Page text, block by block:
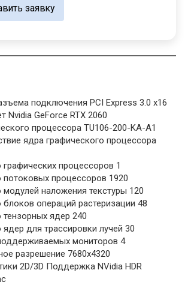
заявку
подключения PCI Express 3.0 x16
Nvidia GeForce RTX 2060
процессора TU106-200-KA-A1
ядра графического процессора
графических процессоров 1
потоковых процессоров 1920
модулей наложения текстуры 120
блоков операций растеризации 48
тензорных ядер 240
ядер для трассировки лучей 30
мониторов 4
разрешение 7680x4320
2D/3D Поддержка NVidia HDR